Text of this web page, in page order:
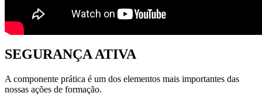
SEGURANÇA ATIVA
A componente prática é um dos elementos mais importantes das
nossas ações de formação.